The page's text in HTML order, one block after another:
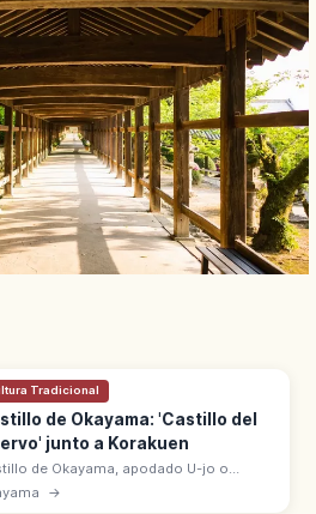
Tradicional
de Okayama: 'Castillo del
junto a Korakuen
de Okayama, apodado U-jo o
del Cuervo' por sus muros negros,
construir Ukita Hideie en 1597.
→